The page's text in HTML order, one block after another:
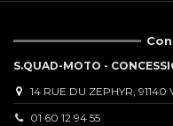
S.QUAD-MOTO -
14 RUE DU ZEPHYR, 91140
01 60 12 94 55